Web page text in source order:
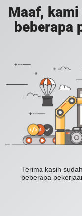
Maaf, kami
beberapa
Terima kasih
beberapa